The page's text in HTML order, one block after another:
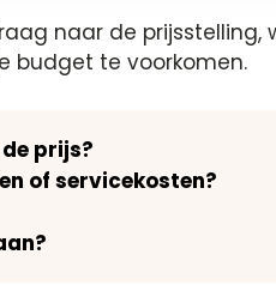
naar de prijsstelling,
budget te voorkomen.​
prijs?
of servicekosten?